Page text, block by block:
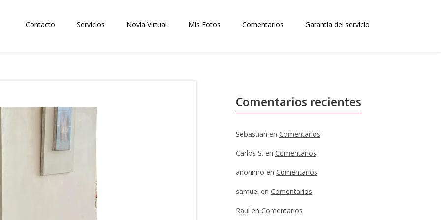
Contacto Servicios Novia Virtual Mis Fotos Comentarios Garantía del servicio
Comentarios recientes
Sebastian en Comentarios
Carlos S. en Comentarios
anonimo en Comentarios
samuel en Comentarios
Raul en Comentarios